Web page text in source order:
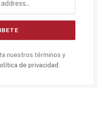
nuestros términos y
de privacidad .